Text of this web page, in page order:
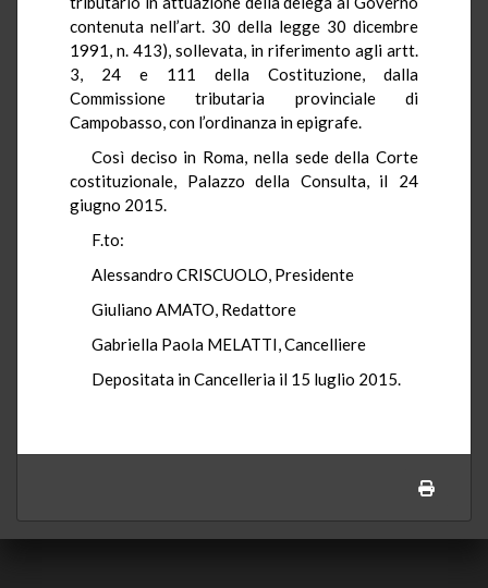
contenuta nell’art. 30 della legge 30 dicembre
1991, n. 413), sollevata, in riferimento agli artt.
3, 24 e 111 della Costituzione, dalla
Commissione tributaria provinciale di
Campobasso, con l’ordinanza in epigrafe.
Così deciso in Roma, nella sede della Corte
costituzionale, Palazzo della Consulta, il 24
giugno 2015.
F.to:
Alessandro CRISCUOLO, Presidente
Giuliano AMATO, Redattore
Gabriella Paola MELATTI, Cancelliere
Depositata in Cancelleria il 15 luglio 2015.